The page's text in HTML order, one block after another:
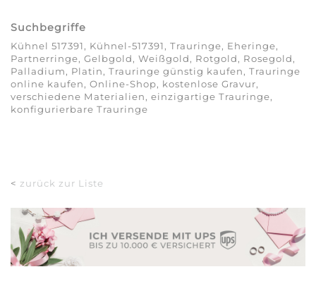
Suchbegriffe
Kühnel 517391, Kühnel-517391, Trauringe, Eheringe,
Partnerringe, Gelbgold, Weißgold, Rotgold, Rosegold,
Palladium, Platin, Trauringe günstig kaufen, Trauringe
online kaufen, Online-Shop, kostenlose Gravur,
verschiedene Materialien, einzigartige Trauringe,
konfigurierbare Trauringe
< zurück zur Liste